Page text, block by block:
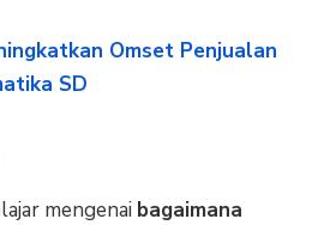
Omset Penjualan
SD
mengenai bagaimana